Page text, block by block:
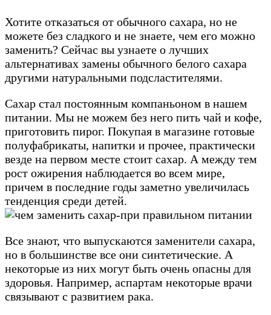
Хотите отказаться от обычного сахара, но не
можете без сладкого и не знаете, чем его можно
заменить? Сейчас вы узнаете о лучших
альтернативах замены обычного белого сахара
другими натуральными подсластителями.
Сахар стал постоянным компаньоном в нашем
питании. Мы не можем без него пить чай и кофе,
приготовить пирог. Покупая в магазине готовые
полуфабрикаты, напитки и прочее, практически
везде на первом месте стоит сахар. А между тем
рост ожирения наблюдается во всем мире,
причем в последние годы заметно увеличилась
тенденция среди детей.
Все знают, что выпускаются заменители сахара,
но в большинстве все они синтетические. А
некоторые из них могут быть очень опасны для
здоровья. Например, аспартам некоторые врачи
связывают с развитием рака.